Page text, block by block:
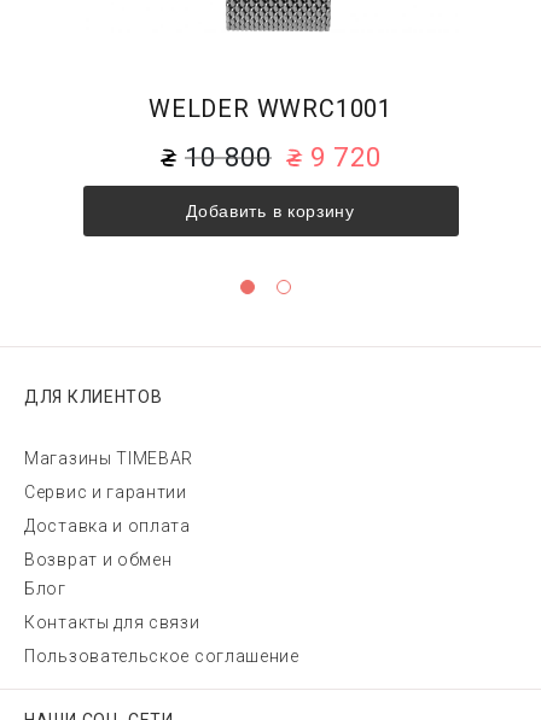
WELDER WWRC1001
10 800 9 720
Добавить в корзину
ДЛЯ КЛИЕНТОВ
Магазины TIMEBAR
Сервис и гарантии
Доставка и оплата
Возврат и обмен
Блог
Контакты для связи
Пользовательское соглашение